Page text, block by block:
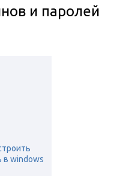
и паролей
windows